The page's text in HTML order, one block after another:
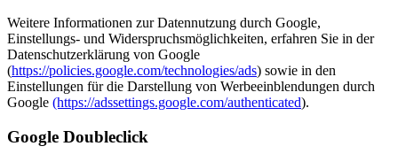
Weitere Informationen zur Datennutzung durch Google,
Einstellungs- und Widerspruchsmöglichkeiten, erfahren Sie in der
Datenschutzerklärung von Google
(https://policies.google.com/technologies/ads) sowie in den
Einstellungen für die Darstellung von Werbeeinblendungen durch
Google (https://adssettings.google.com/authenticated).
Google Doubleclick